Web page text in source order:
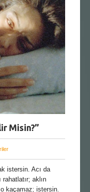
Misin?”
istersin. Acı da
aklın
kaçamaz; istersin.